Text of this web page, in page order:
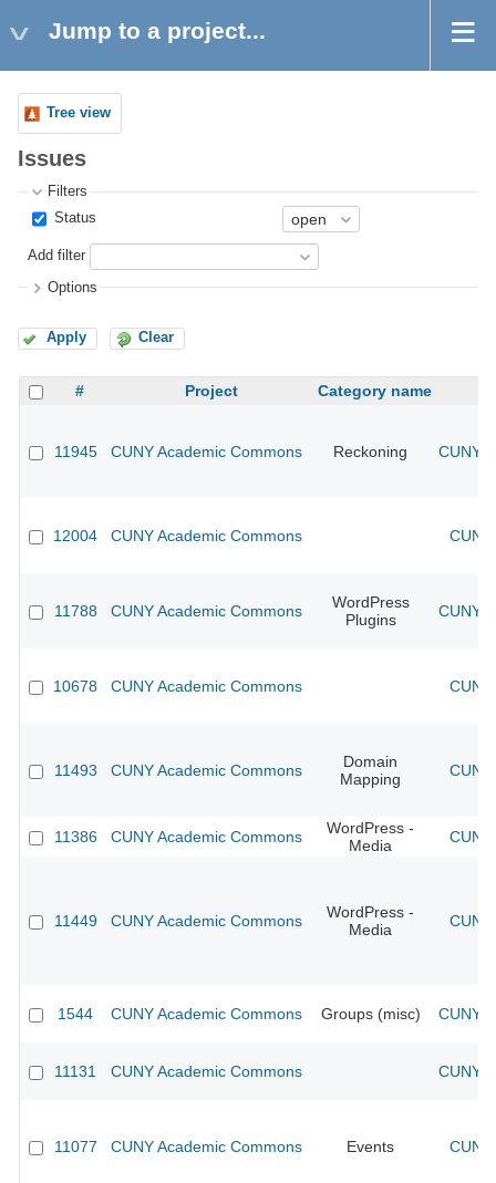
Jump to a project...
Tree view
Issues
Filters
Status
Add filter
Options
Apply Clear
# Project Category name
11945 CUNY Academic Commons Reckoning CUNY
12004 CUNY Academic Commons
11788 CUNY Academic Commons
WordPress
Plugins
CUNY
10678 CUNY Academic Commons
11493 CUNY Academic Commons
Domain
Mapping
11386 CUNY Academic Commons
WordPress -
Media
11449 CUNY Academic Commons
WordPress -
Media
1544 CUNY Academic Commons Groups (misc) CUNY
11131 CUNY Academic Commons CUNY
11077 CUNY Academic Commons Events